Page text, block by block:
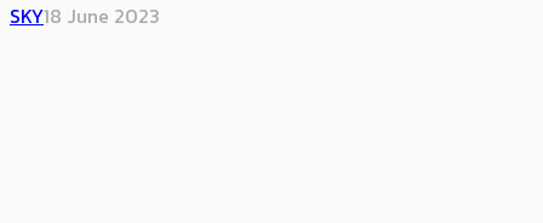
SKY18 June 2023